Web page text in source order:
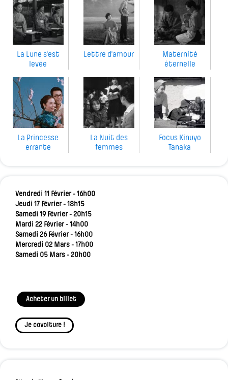
La Lune s'est
levée
Lettre d'amour
Maternité
éternelle
La Princesse
errante
La Nuit des
femmes
Focus Kinuyo
Tanaka
Vendredi 11 Février - 16h00
Jeudi 17 Février - 18h15
Samedi 19 Février - 20h15
Mardi 22 Février - 14h00
Samedi 26 Février - 16h00
Mercredi 02 Mars - 17h00
Samedi 05 Mars - 20h00
Acheter un billet
Je covoiture !